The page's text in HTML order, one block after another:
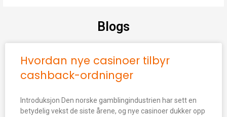
Blogs
Hvordan nye casinoer tilbyr
cashback-ordninger
Introduksjon Den norske gamblingindustrien har sett en
betydelig vekst de siste årene, og nye casinoer dukker opp